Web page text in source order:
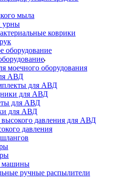
мыла
урны
коврики
моечного оборудования
АВД
для АВД
для АВД
для АВД
для АВД
давления для АВД
давления
машины
ручные распылители